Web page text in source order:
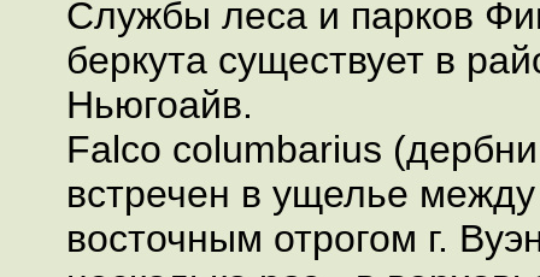
Службы леса и парков
беркута существует в
Ньюгоайв.
Falco columbarius
встречен в ущелье
восточным отрогом г.